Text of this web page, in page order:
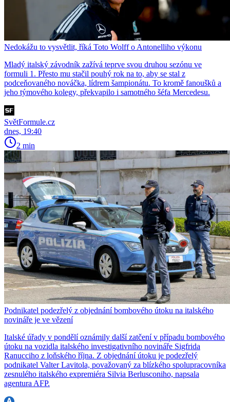
Nedokážu to vysvětlit, říká Toto Wolff o Antonelliho výkonu
Mladý italský závodník zažívá teprve svou druhou sezónu ve
formuli 1. Přesto mu stačil pouhý rok na to, aby se stal z
podceňovaného nováčka, lídrem šampionátu. To kromě fanoušků a
jeho týmového kolegy, překvapilo i samotného šéfa Mercedesu.
SvětFormule.cz
dnes, 19:40
2 min
Podnikatel podezřelý z objednání bombového útoku na italského
novináře je ve vězení
Italské úřady v pondělí oznámily další zatčení v případu bombového
útoku na vozidla italského investigativního novináře Sigfrida
Ranucciho z loňského října. Z objednání útoku je podezřelý
podnikatel Valter Lavitola, považovaný za blízkého spolupracovníka
zesnulého italského expremiéra Silvia Berlusconiho, napsala
agentura AFP.